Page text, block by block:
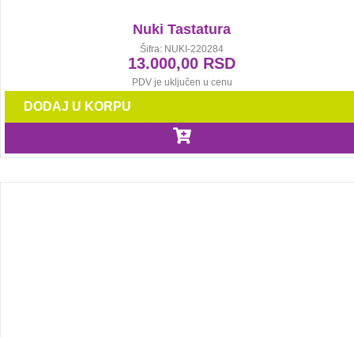
Nuki Tastatura
Šifra: NUKI-220284
13.000,00 RSD
PDV je uključen u cenu
DODAJ U KORPU